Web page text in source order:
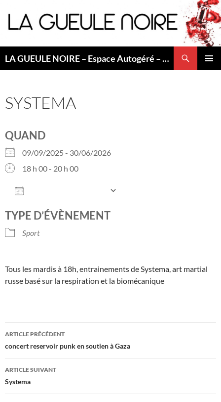
au
contenu
LA GUEULE NOIRE – Espace Autogéré – Saint Etienne
SYSTEMA
QUAND
09/09/2025 - 30/06/2026
18 h 00 - 20 h 00
TYPE D’ÉVÈNEMENT
Sport
Tous les mardis à 18h, entrainements de Systema, art martial
russe basé sur la respiration et la biomécanique
Navigation
des
articles
ARTICLE PRÉCÉDENT
concert reservoir punk en soutien à Gaza
ARTICLE SUIVANT
Systema